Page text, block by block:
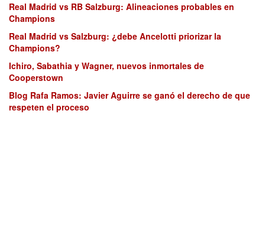
Real Madrid vs RB Salzburg: Alineaciones probables en
Champions
Real Madrid vs Salzburg: ¿debe Ancelotti priorizar la
Champions?
Ichiro, Sabathia y Wagner, nuevos inmortales de
Cooperstown
Blog Rafa Ramos: Javier Aguirre se ganó el derecho de que
respeten el proceso